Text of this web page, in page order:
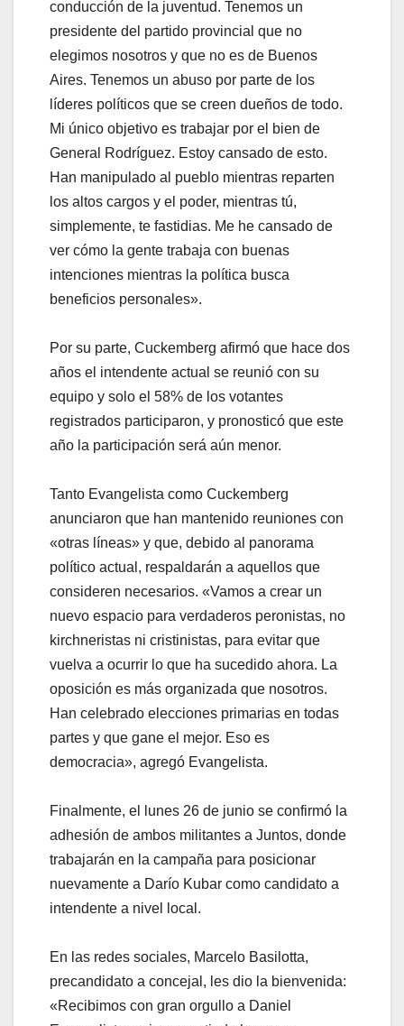
conducción de la juventud. Tenemos un
presidente del partido provincial que no
elegimos nosotros y que no es de Buenos
Aires. Tenemos un abuso por parte de los
líderes políticos que se creen dueños de todo.
Mi único objetivo es trabajar por el bien de
General Rodríguez. Estoy cansado de esto.
Han manipulado al pueblo mientras reparten
los altos cargos y el poder, mientras tú,
simplemente, te fastidias. Me he cansado de
ver cómo la gente trabaja con buenas
intenciones mientras la política busca
beneficios personales».
Por su parte, Cuckemberg afirmó que hace dos
años el intendente actual se reunió con su
equipo y solo el 58% de los votantes
registrados participaron, y pronosticó que este
año la participación será aún menor.
Tanto Evangelista como Cuckemberg
anunciaron que han mantenido reuniones con
«otras líneas» y que, debido al panorama
político actual, respaldarán a aquellos que
consideren necesarios. «Vamos a crear un
nuevo espacio para verdaderos peronistas, no
kirchneristas ni cristinistas, para evitar que
vuelva a ocurrir lo que ha sucedido ahora. La
oposición es más organizada que nosotros.
Han celebrado elecciones primarias en todas
partes y que gane el mejor. Eso es
democracia», agregó Evangelista.
Finalmente, el lunes 26 de junio se confirmó la
adhesión de ambos militantes a Juntos, donde
trabajarán en la campaña para posicionar
nuevamente a Darío Kubar como candidato a
intendente a nivel local.
En las redes sociales, Marcelo Basilotta,
precandidato a concejal, les dio la bienvenida:
«Recibimos con gran orgullo a Daniel